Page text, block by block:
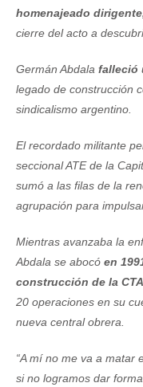
homenajeado
cierre del acto a
Germán Abdala falleció
legado de construcción
sindicalismo argentino.
El recordado militante
seccional ATE de la
sumó a las filas de la
agrupación para
Mientras avanzaba la
Abdala se abocó en
construcción de la CTA
20 operaciones en su
nueva central obrera.
“A mí no me va a matar
si no logramos dar